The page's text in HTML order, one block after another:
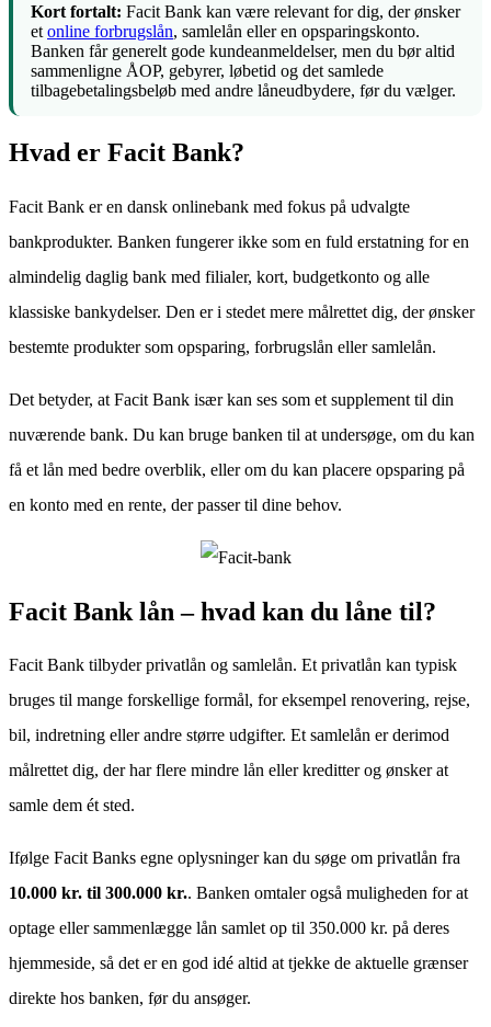
Kort fortalt: Facit Bank kan være relevant for dig, der ønsker
et online forbrugslån, samlelån eller en opsparingskonto.
Banken får generelt gode kundeanmeldelser, men du bør altid
sammenligne ÅOP, gebyrer, løbetid og det samlede
tilbagebetalingsbeløb med andre låneudbydere, før du vælger.
Hvad er Facit Bank?
Facit Bank er en dansk onlinebank med fokus på udvalgte
bankprodukter. Banken fungerer ikke som en fuld erstatning for en
almindelig daglig bank med filialer, kort, budgetkonto og alle
klassiske bankydelser. Den er i stedet mere målrettet dig, der ønsker
bestemte produkter som opsparing, forbrugslån eller samlelån.
Det betyder, at Facit Bank især kan ses som et supplement til din
nuværende bank. Du kan bruge banken til at undersøge, om du kan
få et lån med bedre overblik, eller om du kan placere opsparing på
en konto med en rente, der passer til dine behov.
Facit Bank lån – hvad kan du låne til?
Facit Bank tilbyder privatlån og samlelån. Et privatlån kan typisk
bruges til mange forskellige formål, for eksempel renovering, rejse,
bil, indretning eller andre større udgifter. Et samlelån er derimod
målrettet dig, der har flere mindre lån eller kreditter og ønsker at
samle dem ét sted.
Ifølge Facit Banks egne oplysninger kan du søge om privatlån fra
10.000 kr. til 300.000 kr.. Banken omtaler også muligheden for at
optage eller sammenlægge lån samlet op til 350.000 kr. på deres
hjemmeside, så det er en god idé altid at tjekke de aktuelle grænser
direkte hos banken, før du ansøger.